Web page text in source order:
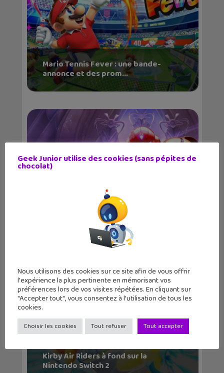
Mario Tennis Fever : une bande-
annonce et des prom...
Metroid Prime 4 : Beyond débarque
sur la Nintendo...
Kirby Air Riders à fond sur la
Nintendo Switch 2
Geek Junior utilise des cookies (sans pépites de
chocolat)
Nous utilisons des cookies sur ce site afin de vous offrir
l'expérience la plus pertinente en mémorisant vos
préférences lors de vos visites répétées. En cliquant sur
"Accepter tout", vous consentez à l'utilisation de tous les
cookies.
Choisir les cookies Tout refuser Tout accepter